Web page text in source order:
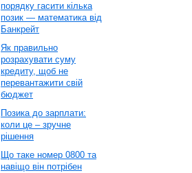
порядку гасити кілька
позик — математика від
Банкрейт
Як правильно
розрахувати суму
кредиту, щоб не
перевантажити свій
бюджет
Позика до зарплати:
коли це – зручне
рішення
Що таке номер 0800 та
навіщо він потрібен